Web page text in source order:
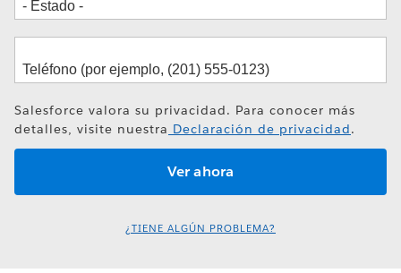
Salesforce valora su privacidad. Para conocer más
detalles, visite nuestra Declaración de privacidad.
¿TIENE ALGÚN PROBLEMA?